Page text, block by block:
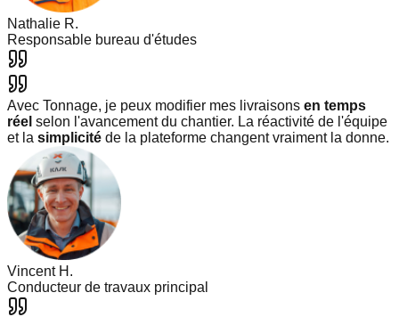
Nathalie R.
Responsable bureau d'études
Avec Tonnage, je peux modifier mes livraisons en temps
réel selon l'avancement du chantier. La réactivité de l'équipe
et la simplicité de la plateforme changent vraiment la donne.
Vincent H.
Conducteur de travaux principal